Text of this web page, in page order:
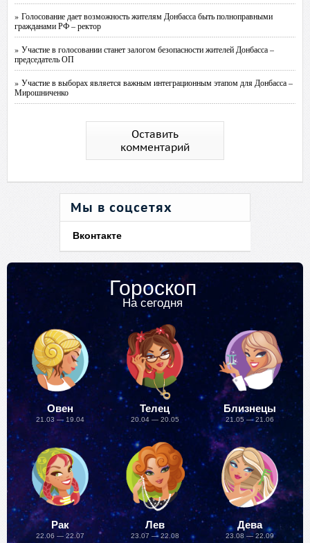
» Голосование дает возможность жителям Донбасса быть полноправными
гражданами РФ – ректор
» Участие в голосовании станет залогом безопасности жителей Донбасса –
председатель ОП
» Участие в выборах является важным интеграционным этапом для Донбасса –
Мирошниченко
Оставить
комментарий
Мы в соцсетях
Вконтакте
Гороскоп
На сегодня
Овен
21.03 — 19.04
Телец
20.04 — 20.05
Близнецы
21.05 — 21.06
Рак
22.06 — 22.07
Лев
23.07 — 22.08
Дева
23.08 — 22.09